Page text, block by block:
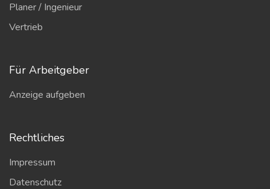
Planer / Ingenieur
Vertrieb
Für Arbeitgeber
Anzeige aufgeben
Rechtliches
Impressum
Datenschutz